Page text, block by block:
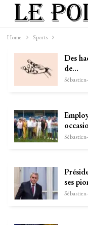
Home Sports
Des
de…
ses